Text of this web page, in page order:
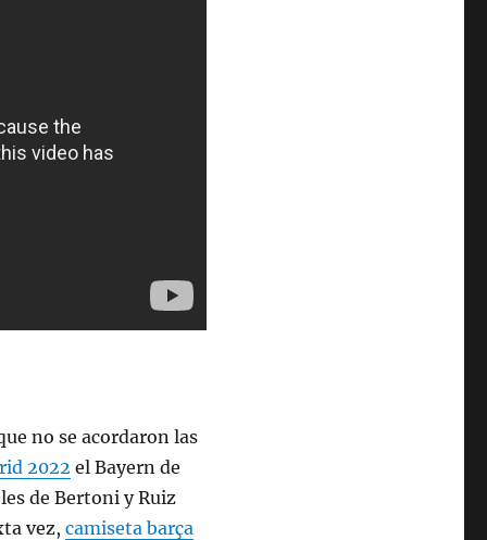
no se acordaron las
2022 el Bayern de
de Bertoni y Ruiz
vez,camiseta barça